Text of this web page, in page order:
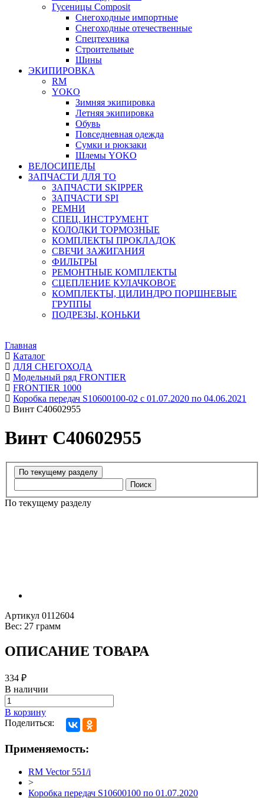
Гусеницы Composit
Снегоходные импортные
Снегоходные отечественные
Спецтехника
Строительные
Шины
ЭКИПИРОВКА
RM
YOKO
Зимняя экипировка
Летняя экипировка
Обувь
Повседневная одежда
Сумки и рюкзаки
Шлемы YOKO
ВЕЛОСИПЕДЫ
ЗАПЧАСТИ ДЛЯ ТО
ЗАПЧАСТИ SKIPPER
ЗАПЧАСТИ SPI
РЕМНИ
СПЕЦ. ИНСТРУМЕНТ
КОЛОДКИ ТОРМОЗНЫЕ
КОМПЛЕКТЫ ПРОКЛАДОК
СВЕЧИ ЗАЖИГАНИЯ
ФИЛЬТРЫ
РЕМОНТНЫЕ КОМПЛЕКТЫ
СЦЕПЛЕНИЕ КУЛАЧКОВОЕ
КОМПЛЕКТЫ, ЦИЛИНДРО ПОРШНЕВЫЕ
ГРУППЫ
ПОДРЕЗЫ, КОНЬКИ
Главная
Каталог
ДЛЯ СНЕГОХОДА
Модельный ряд FRONTIER
FRONTIER 1000
Коробка передач S10600100-02 с 01.07.2020 по 04.06.2021
Винт C40602955
Винт C40602955
Поиск
По текущему разделу
Артикул 0112604
Вес: 27 грамм
ОПИСАНИЕ ТОВАРА
334 ₽
В наличии
В корзину
Поделиться:
Применяемость:
RM Vector 551/i
>
Коробка передач S10600100 по 01.07.2020